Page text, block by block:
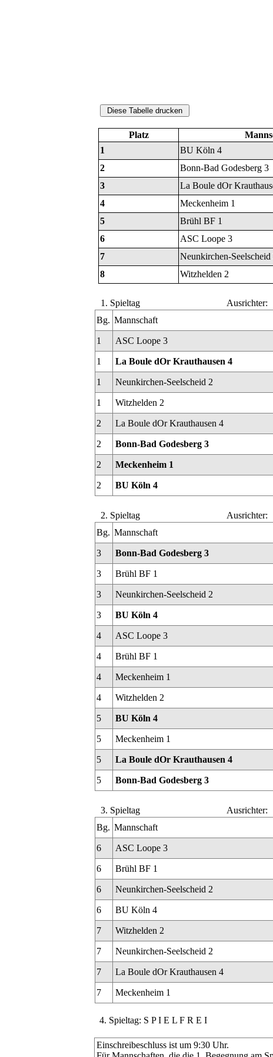
Platz
1
BU Köln 4
2
Bonn-Bad Godesberg 3
3
La Boule dOr
4
Meckenheim 1
5
Brühl BF 1
6
ASC Loope 3
7
Neunkirchen-Seelscheid
8
Witzhelden 2
1. Spieltag Ausrichter:
Bg. Mannschaft
1 ASC Loope 3
1 La Boule dOr Krauthausen 4
1 Neunkirchen-Seelscheid 2
1 Witzhelden 2
2 La Boule dOr Krauthausen 4
2 Bonn-Bad Godesberg 3
2 Meckenheim 1
2 BU Köln 4
2. Spieltag Ausrichter:
Bg. Mannschaft
3 Bonn-Bad Godesberg 3
3 Brühl BF 1
3 Neunkirchen-Seelscheid 2
3 BU Köln 4
4 ASC Loope 3
4 Brühl BF 1
4 Meckenheim 1
4 Witzhelden 2
5 BU Köln 4
5 Meckenheim 1
5 La Boule dOr Krauthausen 4
5 Bonn-Bad Godesberg 3
3. Spieltag Ausrichter:
Bg. Mannschaft
6 ASC Loope 3
6 Brühl BF 1
6 Neunkirchen-Seelscheid 2
6 BU Köln 4
7 Witzhelden 2
7 Neunkirchen-Seelscheid 2
7 La Boule dOr Krauthausen 4
7 Meckenheim 1
4. Spieltag: S P I E L F R E I
Einschreibeschluss ist um 9:30 Uhr.